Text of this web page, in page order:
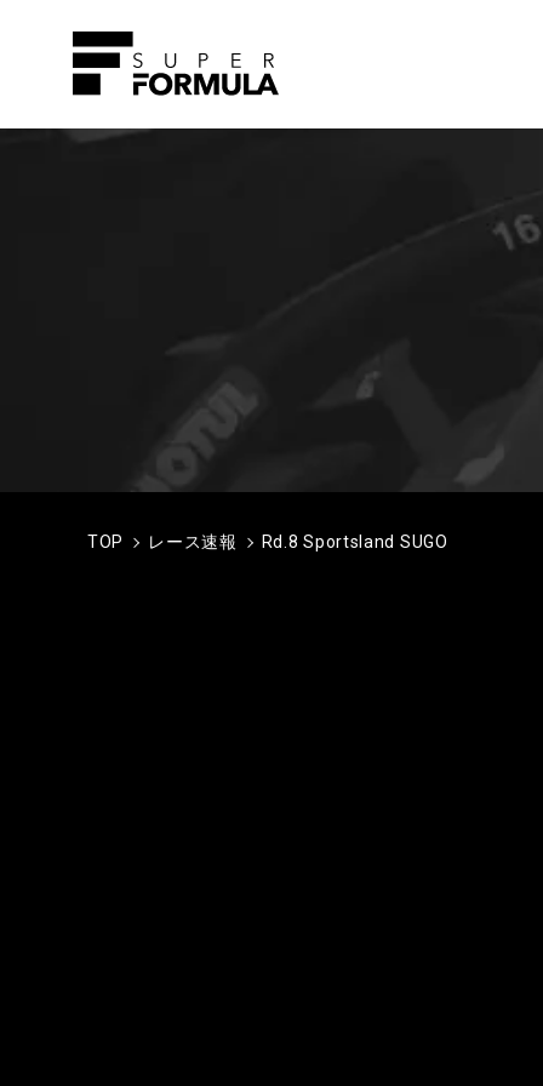
TOP レース速報 Rd.8 Sportsland SUGO